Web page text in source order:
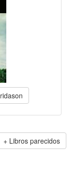
Libros parecidos